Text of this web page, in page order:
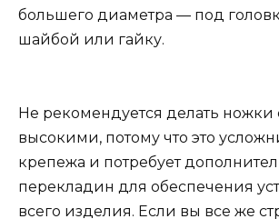
большего диаметра — под
шайбой или гайку.
Не рекомендуется делать
высокими, потому что это
крепежа и потребует
перекладин для обеспечения
всего изделия. Если вы все же